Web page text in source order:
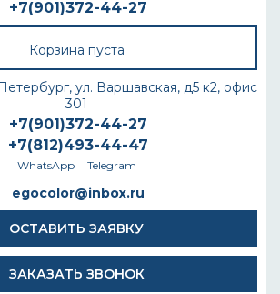
+7(901)372-44-27
Корзина пуста
ул. Варшавская, д5 к2, офис
301
+7(901)372-44-27
+7(812)493-44-47
WhatsApp Telegram
egocolor@inbox.ru
ОСТАВИТЬ ЗАЯВКУ
ЗАКАЗАТЬ ЗВОНОК